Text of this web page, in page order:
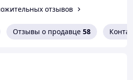
CAT Gen 7:
отзывов
Отзывы о продавце 58